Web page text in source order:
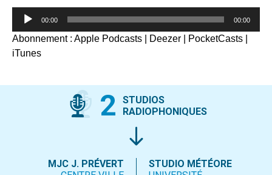
Lecteur
00:00 00:00
Abonnement : Apple Podcasts Deezer PocketCasts
iTunes
2
STUDIOS
RADIOPHONIQUES
MJC J. PRÉVERT
STUDIO MÉTÉORE